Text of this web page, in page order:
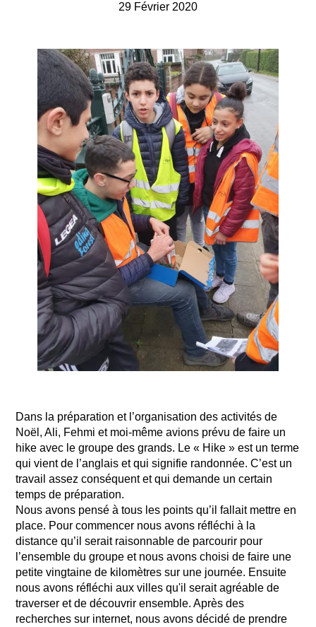
29 Février 2020
Dans la préparation et l’organisation des activités de
Noël, Ali, Fehmi et moi-même avions prévu de faire un
hike avec le groupe des grands. Le « Hike » est un terme
qui vient de l’anglais et qui signifie randonnée. C’est un
travail assez conséquent et qui demande un certain
temps de préparation.
Nous avons pensé à tous les points qu’il fallait mettre en
place. Pour commencer nous avons réfléchi à la
distance qu’il serait raisonnable de parcourir pour
l’ensemble du groupe et nous avons choisi de faire une
petite vingtaine de kilomètres sur une journée. Ensuite
nous avons réfléchi aux villes qu'il serait agréable de
traverser et de découvrir ensemble. Après des
recherches sur internet, nous avons décidé de prendre